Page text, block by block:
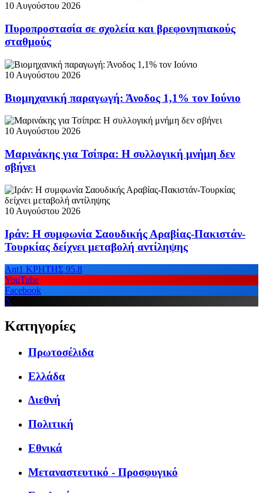
10 Αυγούστου 2026
Πυροπροστασία σε σχολεία και βρεφονηπιακούς
σταθμούς
10 Αυγούστου 2026
Βιομηχανική παραγωγή: Άνοδος 1,1% τον Ιούνιο
10 Αυγούστου 2026
Μαρινάκης για Τσίπρα: Η συλλογική μνήμη δεν
σβήνει
10 Αυγούστου 2026
Ιράν: Η συμφωνία Σαουδικής Αραβίας-Πακιστάν-
Τουρκίας δείχνει μεταβολή αντίληψης
Ant1 ΚΡΗΤΗΣ 95.8
YouTube
Facebook
X
Κατηγορίες
Πρωτοσέλιδα
Ελλάδα
Διεθνή
Πολιτική
Εθνικά
Μεταναστευτικό - Προσφυγικό